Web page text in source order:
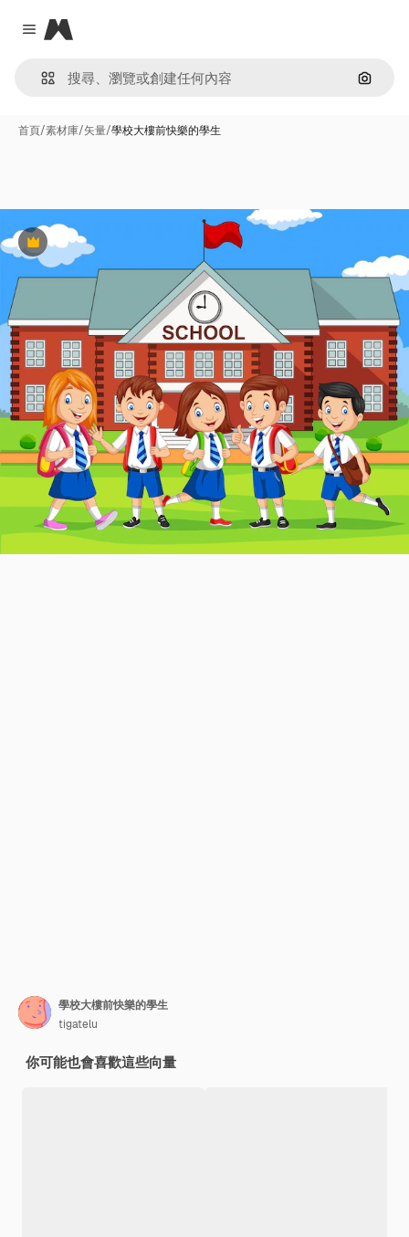
Close menu
Magnific
通過圖
首頁/素材庫/矢量/學校大樓前快樂的學生
Premium
學校大樓前快樂的學生
tigatelu
你可能也會喜歡這些向量